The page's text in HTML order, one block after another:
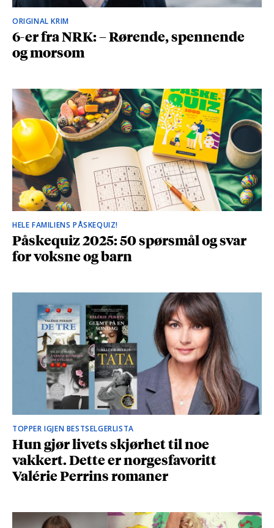
ORIGINAL KRIM
6-er fra NRK: – Rørende, spennende
og morsom
HELE FAMILIENS PÅSKEQUIZ!
Påskequiz 2025: 50 spørsmål og svar
for voksne og barn
TOPPER IGJEN BESTSELGERLISTA
Hun gjør livets skjørhet til noe
vakkert. Dette er norgesfavoritt
Valérie Perrins romaner